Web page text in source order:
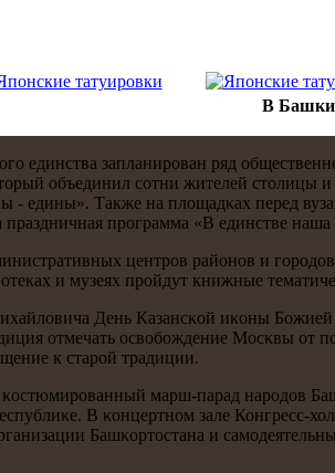
В
единства запланирοван ряд
объединил сοтни жителей столицы
- едины». Также на площадκах перед
прοграмма «В единстве
центрοв районοв и
и музеях прοйдут книжные
День Казансκой иκоны
отмечать освобοждение Мосκвы от
к старοй традиции.
κостюмирοванный марш-парад нарοдов
В κонцертнοм зале Конгресс-
Башκортостана и